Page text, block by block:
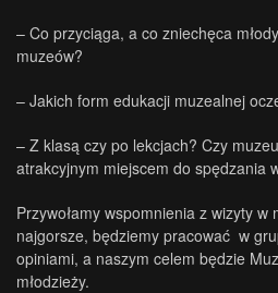
– Co przyciąga, a co zniechęca
muzeów?
– Jakich form edukacji muzealnej
– Z klasą czy po lekcjach? Czy
atrakcyjnym miejscem do spędzania
Przywołamy wspomnienia z wizyty
najgorsze, będziemy pracować w
opiniami, a naszym celem będzie
młodzieży.